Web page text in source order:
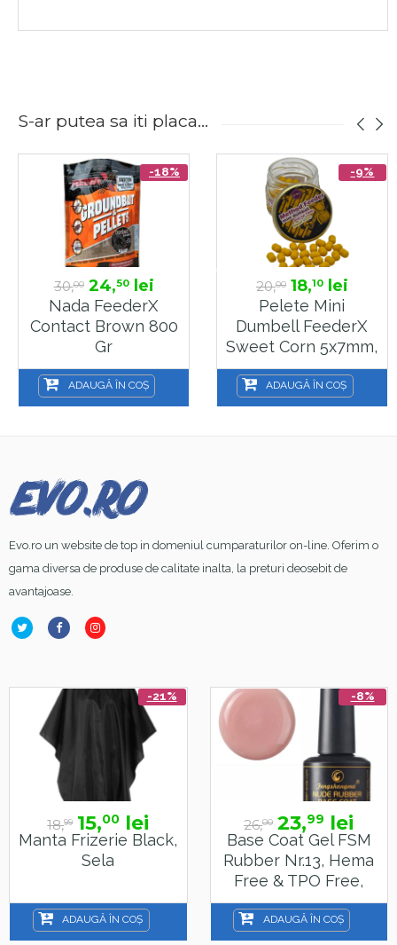
S-ar putea sa iti placa...
-18%
30,00 24,50lei
Nada FeederX
Contact Brown 800
Gr
ADAUGĂ ÎN COȘ
-9%
20,00 18,10lei
Pelete Mini
Dumbell FeederX
Sweet Corn 5x7mm,
10 G
ADAUGĂ ÎN COȘ
Evo.ro un website de top in domeniul cumparaturilor on-line. Oferim o
gama diversa de produse de calitate inalta, la preturi deosebit de
avantajoase.
-21%
18,99 15,00 lei
Manta Frizerie Black,
Sela
ADAUGĂ ÎN COȘ
-8%
26,00 23,99 lei
Base Coat Gel FSM
Rubber Nr.13, Hema
Free & TPO Free,
15ml
ADAUGĂ ÎN COȘ